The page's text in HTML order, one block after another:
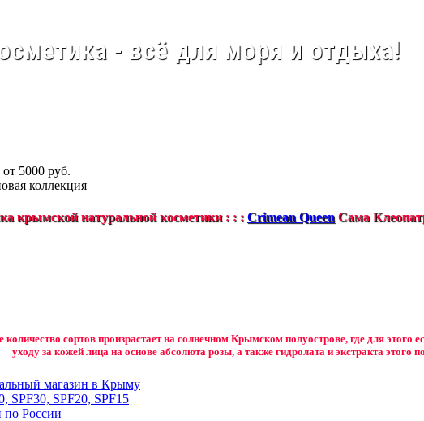
- всё для моря и отдыха!
от 5000 руб.
крымской натуральной косметики : : : Crimean Queen Сама
сортов произрастает на солнечном Крымском полуострове, где для этого
уходу за кожей лица на основе абсолюта розы, а также гидролата и экстракта этого
магазин в Крыму
SPF30, SPF20, SPF15
по России